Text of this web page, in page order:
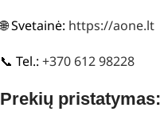
🌐 Svetainė: https://aone.lt
📞 Tel.: +370 612 98228
Prekių pristatymas: